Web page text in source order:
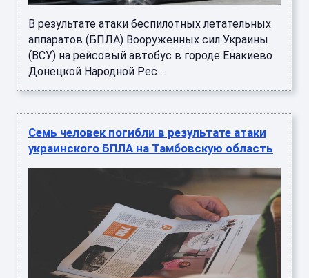
В результате атаки беспилотных летательных
аппаратов (БПЛА) Вооруженных сил Украины
(ВСУ) на рейсовый автобус в городе Енакиево
Донецкой Народной Рес ...
Семь человек погибли в результате атаки
украинского БПЛА на Тамбовскую область